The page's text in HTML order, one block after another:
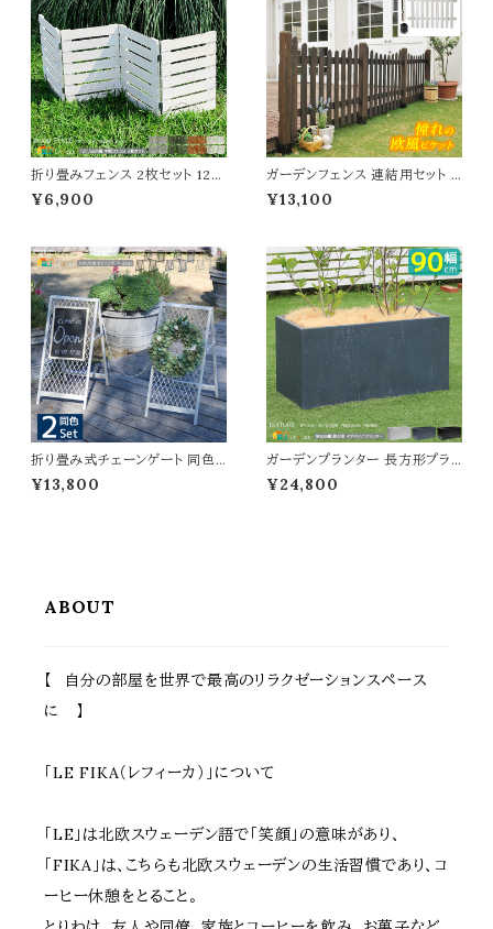
ト 庭 ガーデニング 花壇 境界線
目隠し
多肉植物 モダン マグネシウム
水抜き穴付き
折り畳みフェンス 2枚セット 121.
5cm幅 ボーダーフェンス ライト
ブラウン ホワイト ダークグリーン
cm 奥行1.6cm 高さ44cm おす
すめ おしゃれ 北欧 モダン スタ
イリッシュ 天然木 フェンス 花壇
のフェンス
¥6,900
ガーデンフェンス 連結用セット U
型フェンス1枚 平地用金具1個 連
結用 120cm幅 ダークブラウン
ガーデニング 花壇 境界線 目隠
し 春 夏 秋 冬 U形フェンス ピケ
ットフェンス 春 夏 秋 冬 連結セ
ット
¥13,100
折り畳み式チェーンゲート 同色2
セット マットブラック ブルーグレ
ー アイボリーホワイト 自立式ゲー
¥13,800
ガーデンプランター 長方形プラ
ンター 90cm幅 ホワイト ブラッ
ク グレー 白 黒 灰色 植木鉢 鉢
¥24,800
ABOUT
【 自分の部屋を世界で最高のリラクゼーションスペース
に 】
「LE FIKA（レフィーカ）」について
「LE」は北欧スウェーデン語で「笑顔」の意味があり、
「FIKA」は、こちらも北欧スウェーデンの生活習慣であり、コ
ーヒー休憩をとること。